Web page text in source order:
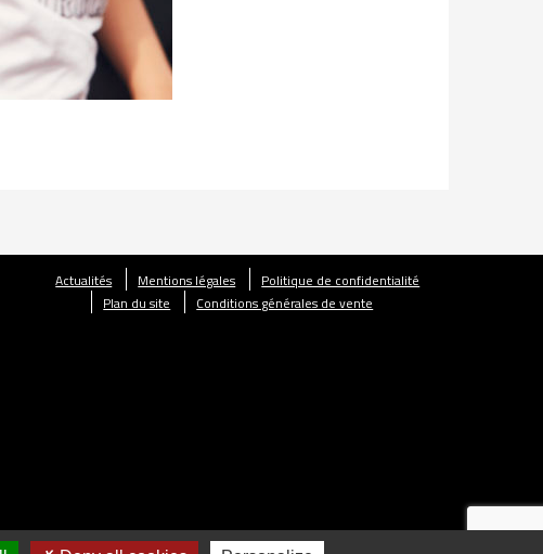
Actualités Mentions légales
Politique de confidentialité
Plan du site
Conditions générales de vente